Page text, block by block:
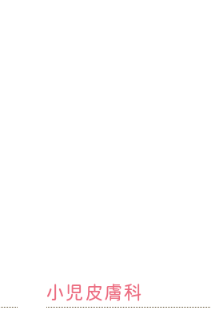
小児皮膚科